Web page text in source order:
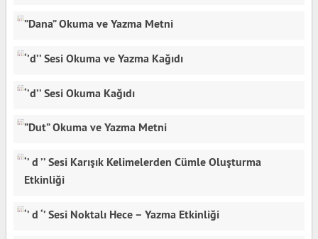
”Dana” Okuma ve Yazma Metni
‘’d’’ Sesi Okuma ve Yazma Kağıdı
‘’d’’ Sesi Okuma Kağıdı
”Dut” Okuma ve Yazma Metni
‘’ d ’’ Sesi Karışık Kelimelerden Cümle Oluşturma
Etkinliği
‘’ d ‘’ Sesi Noktalı Hece – Yazma Etkinliği